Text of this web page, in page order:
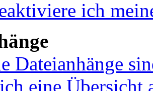
ich
Dateianhänge
eine Übersicht